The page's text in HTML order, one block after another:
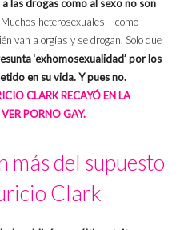
las drogas como al sexo no son
Muchos heterosexuales —como
van a orgías y se drogan. Solo que
‘exhomosexualidad’ por los
en su vida. Y pues no.
CLARK RECAYÓ EN LA
PORNO GAY.
más del supuesto
Clark